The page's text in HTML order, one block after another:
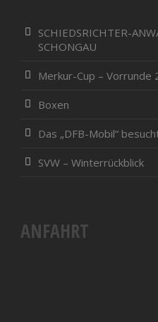
SCHIEDSRICHTER-
SCHONGAU
Merkur-Cup – Vorrunde
Boxen
Das „DFB-Mobil“
SVW – Winterrückblick
ANFAHRT